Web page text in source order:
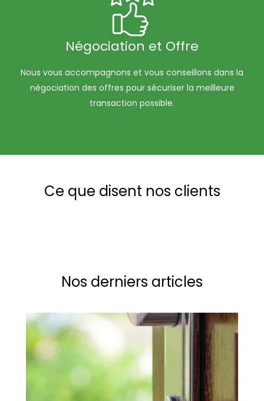
Négociation et Offre
Nous vous accompagnons et vous conseillons dans la
négociation des offres pour sécuriser la meilleure
transaction possible.
Ce que disent nos clients
Nos derniers articles